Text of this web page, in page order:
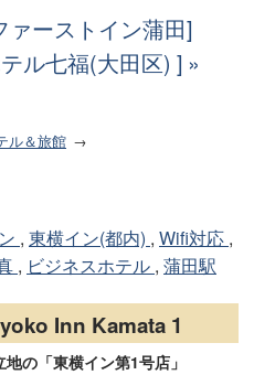
ァーストイン蒲田]
ル七福(大田区) ]
ル＆旅館
, 東横イン(都内) , Wifi対応 ,
, ビジネスホテル , 蒲田駅
Inn Kamata 1
の「東横イン第1号店」